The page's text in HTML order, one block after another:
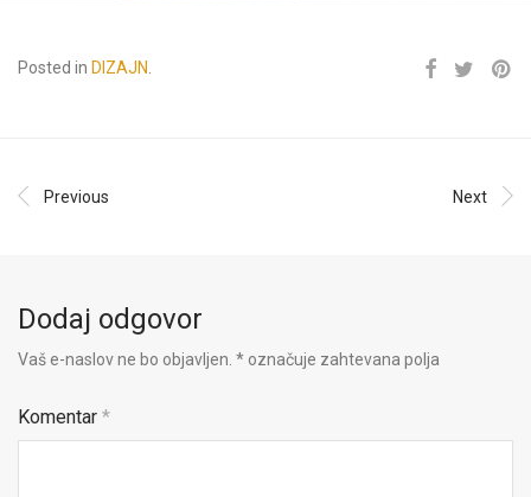
Posted in DIZAJN.
Previous Next
Dodaj odgovor
Vaš e-naslov ne bo objavljen. * označuje zahtevana polja
Komentar *